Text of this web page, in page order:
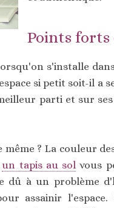
Points forts
s'installe
si petit soit-il a
parti et sur
? La couleur
un tapis au sol vous
dû à un problème
assainir